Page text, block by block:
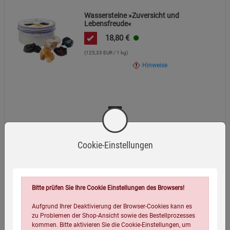
Wassersteine »Zuversicht und
Lebensfreude«
18,80 €
(125,33 EUR / 1 kg)
Hinweise
=
€
Versandkostenfrei in Europa, inkl. MwSt.
Zusammen bestellen
Cookie-Einstellungen
Bitte prüfen Sie Ihre Cookie Einstellungen des Browsers!
Aufgrund Ihrer Deaktivierung der Browser-Cookies kann es
zu Problemen der Shop-Ansicht sowie des Bestellprozesses
kommen. Bitte aktivieren Sie die Cookie-Einstellungen, um